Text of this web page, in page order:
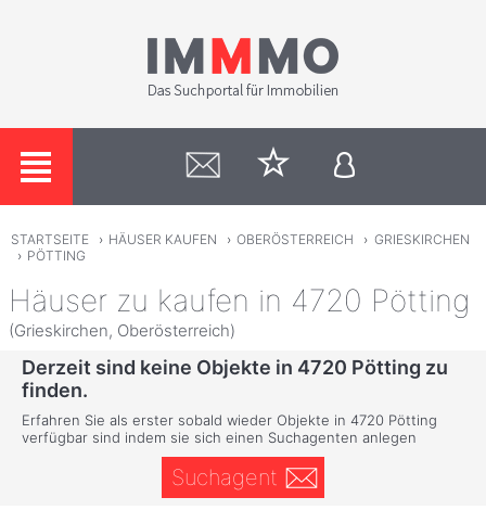
STARTSEITE › HÄUSER KAUFEN › OBERÖSTERREICH › GRIESKIRCHEN
› PÖTTING
Häuser zu kaufen in 4720 Pötting
(Grieskirchen, Oberösterreich)
Derzeit sind keine Objekte in 4720 Pötting zu
finden.
Erfahren Sie als erster sobald wieder Objekte in 4720 Pötting
verfügbar sind indem sie sich einen Suchagenten anlegen
Suchagent